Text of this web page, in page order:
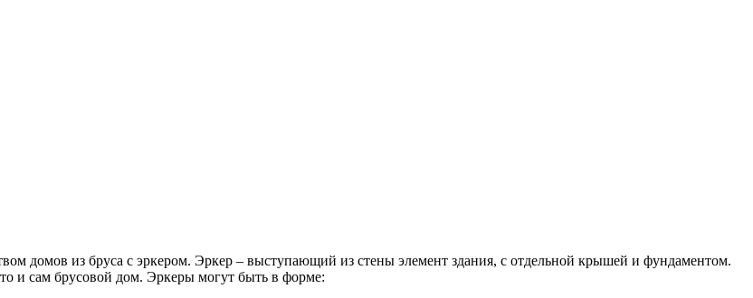
домов из бруса с эркером. Эркер – выступающий из стены элемент здания, с отдельной крышей и фундаментом.
и сам брусовой дом. Эркеры могут быть в форме: